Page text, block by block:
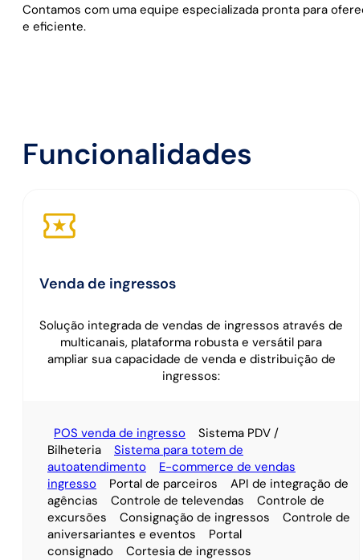
Contamos com uma equipe especializada pronta para
e eficiente.
Funcionalidades
Venda de ingressos
Solução integrada de vendas de ingressos através de
multicanais, plataforma robusta e versátil para
ampliar sua capacidade de venda e distribuição de
ingressos:
POS venda de ingresso
Sistema PDV /
Bilheteria
Sistema para totem de
autoatendimento
E-commerce de vendas
ingresso
Portal de parceiros
API de integração de
agências
Controle de televendas
Controle de
excursões
Consignação de ingressos
Controle de
aniversariantes e eventos
Portal
consignado
Cortesia de ingressos